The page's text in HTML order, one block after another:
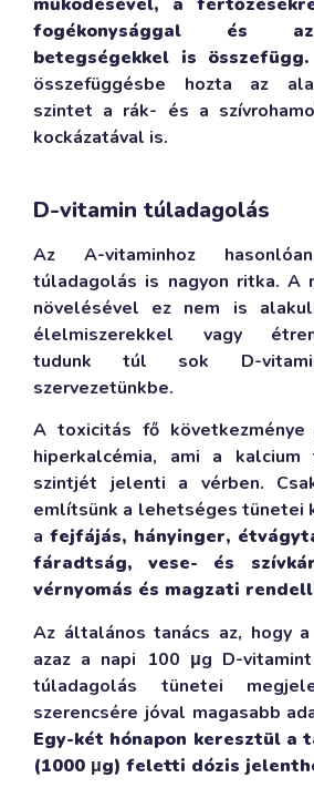
fogékonysággal és
betegségekkel is összefügg.
összefüggésbe hozta az
szintet a rák- és a
kockázatával is.
D-vitamin túladagolás
Az A-vitaminhoz
túladagolás is nagyon ritka.
növelésével ez nem is
élelmiszerekkel vagy
tudunk túl sok D-
szervezetünkbe.
A toxicitás fő
hiperkalcémia, ami a kalcium
szintjét jelenti a vérben.
említsünk a lehetséges tünetei
a fejfájás, hányinger,
fáradtság, vese- és
vérnyomás és magzati
Az általános tanács az, hogy
azaz a napi 100 μg D-
túladagolás tünetei
szerencsére jóval magasabb
Egy-két hónapon keresztül a
(1000 μg) feletti dózis